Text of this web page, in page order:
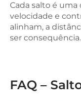
Cada salto é
velocidade e
alinham, a
ser consequência.
FAQ –